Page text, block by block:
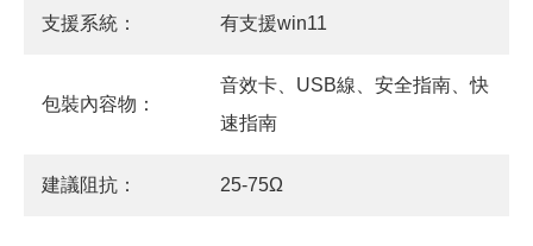
支援系統： 有支援win11
包裝內容物：
音效卡、USB線、安全指南、快
速指南
建議阻抗： 25-75Ω